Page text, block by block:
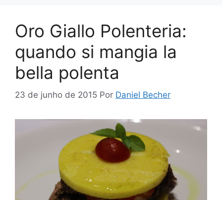
Oro Giallo Polenteria:
quando si mangia la
bella polenta
23 de junho de 2015 Por Daniel Becher